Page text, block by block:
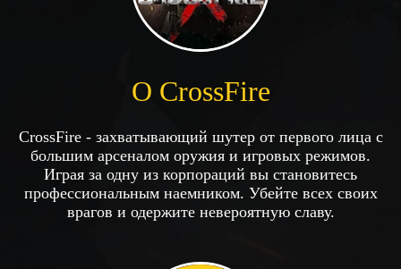
О CrossFire
CrossFire - захватывающий шутер от первого лица с
большим арсеналом оружия и игровых режимов.
Играя за одну из корпораций вы становитесь
профессиональным наемником. Убейте всех своих
врагов и одержите невероятную славу.